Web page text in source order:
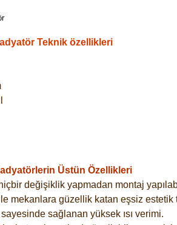
Teknik özellikleri
Üstün Özellikleri
değişiklik yapmadan montaj
mekanlara güzellik katan eşsiz estetik
sağlanan yüksek ısı verimi.